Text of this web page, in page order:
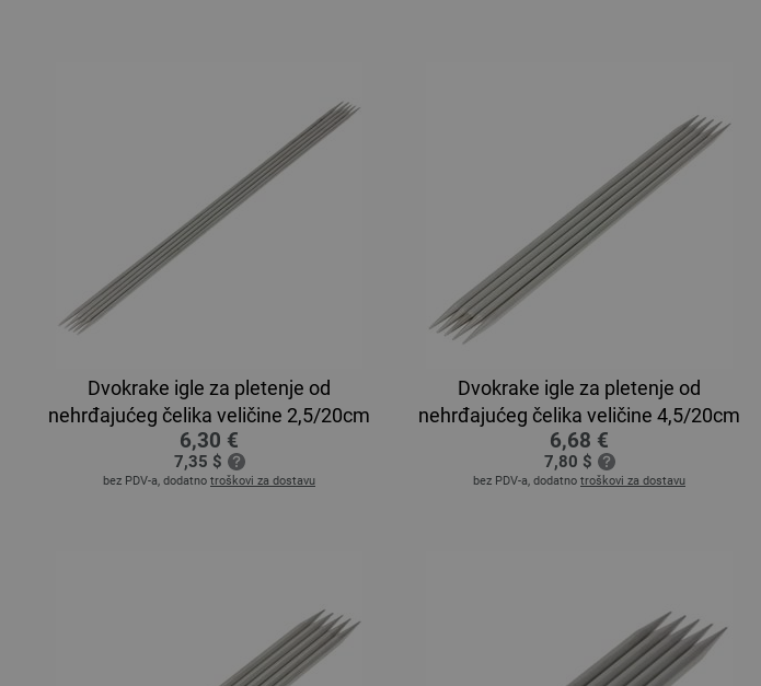
Dvokrake igle za pletenje od
nehrđajućeg čelika veličine 2,5/20cm
6,30 €
7,35 $
bez PDV-a, dodatno troškovi za dostavu
Dvokrake igle za pletenje od
nehrđajućeg čelika veličine 4,5/20cm
6,68 €
7,80 $
bez PDV-a, dodatno troškovi za dostavu